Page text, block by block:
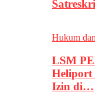
Hukum
LSM
Heliport
Izin di…